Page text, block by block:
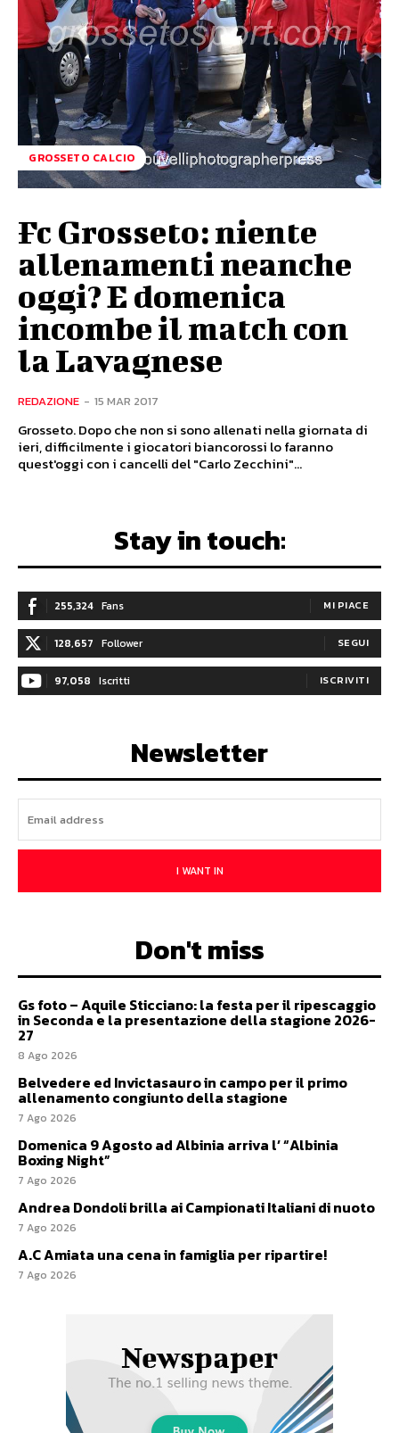
GROSSETO CALCIO
Fc Grosseto: niente
allenamenti neanche
oggi? E domenica
incombe il match con
la Lavagnese
REDAZIONE - 15 MAR 2017
Grosseto. Dopo che non si sono allenati nella giornata di
ieri, difficilmente i giocatori biancorossi lo faranno
quest'oggi con i cancelli del "Carlo Zecchini"...
Stay in touch:
255,324 Fans MI PIACE
128,657 Follower SEGUI
97,058 Iscritti ISCRIVITI
Newsletter
I WANT IN
Don't miss
Gs foto – Aquile Sticciano: la festa per il ripescaggio
in Seconda e la presentazione della stagione 2026-
27
8 Ago 2026
Belvedere ed Invictasauro in campo per il primo
allenamento congiunto della stagione
7 Ago 2026
Domenica 9 Agosto ad Albinia arriva l’ “Albinia
Boxing Night”
7 Ago 2026
Andrea Dondoli brilla ai Campionati Italiani di nuoto
7 Ago 2026
A.C Amiata una cena in famiglia per ripartire!
7 Ago 2026